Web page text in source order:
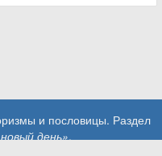
и пословицы. Раздел
день».